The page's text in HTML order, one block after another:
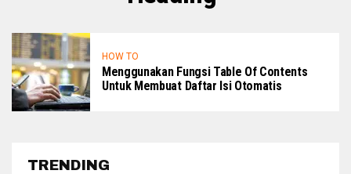
HOW TO
Menggunakan Fungsi Table Of Contents
Untuk Membuat Daftar Isi Otomatis
TRENDING